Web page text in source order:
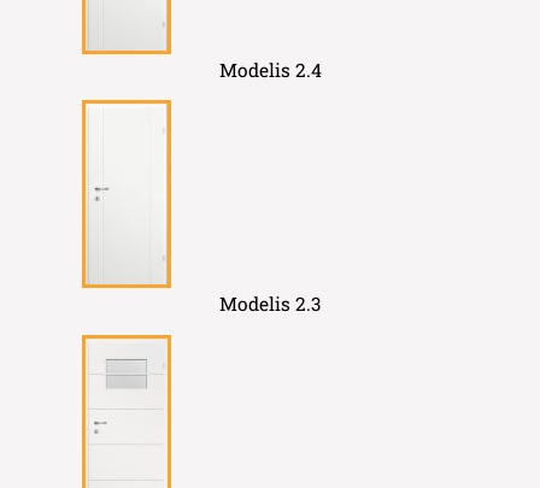
Modelis 2.4
Modelis 2.3